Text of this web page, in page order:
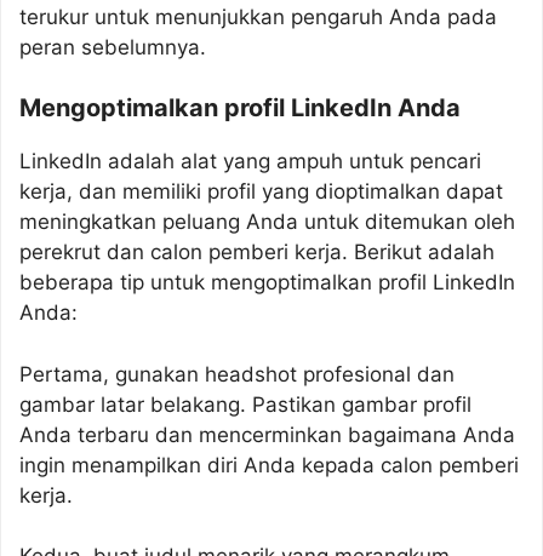
terukur untuk menunjukkan pengaruh Anda pada
peran sebelumnya.
Mengoptimalkan profil LinkedIn Anda
LinkedIn adalah alat yang ampuh untuk pencari
kerja, dan memiliki profil yang dioptimalkan dapat
meningkatkan peluang Anda untuk ditemukan oleh
perekrut dan calon pemberi kerja. Berikut adalah
beberapa tip untuk mengoptimalkan profil LinkedIn
Anda:
Pertama, gunakan headshot profesional dan
gambar latar belakang. Pastikan gambar profil
Anda terbaru dan mencerminkan bagaimana Anda
ingin menampilkan diri Anda kepada calon pemberi
kerja.